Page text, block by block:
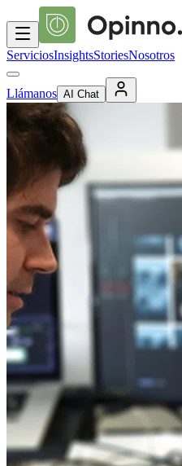
ServiciosInsightsStoriesNosotros
Llámanos AI Chat